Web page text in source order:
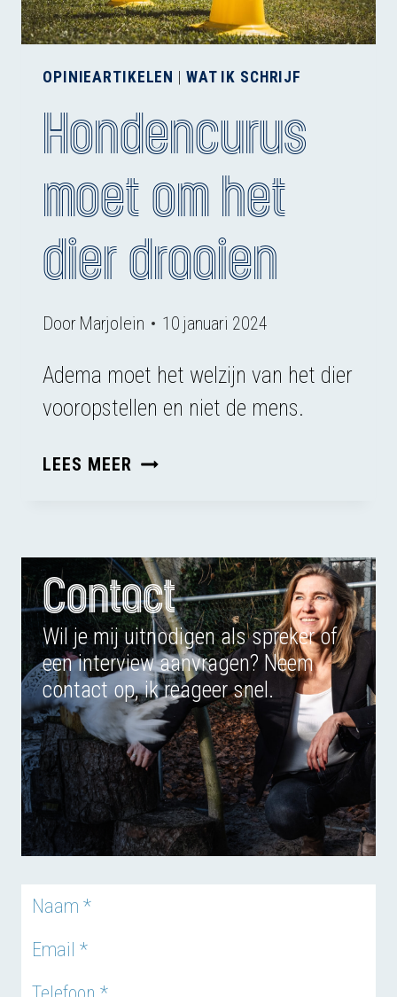
OPINIEARTIKELEN | WAT IK SCHRIJF
Hondencurus
moet om het
dier draaien
Door Marjolein 10 januari 2024
Adema moet het welzijn van het dier
vooropstellen en niet de mens.
LEES MEER HONDENCURUS
DIER
DRAAIEN
Contact
Wil je mij uitnodigen als spreker of
een interview aanvragen? Neem
contact op, ik reageer snel.